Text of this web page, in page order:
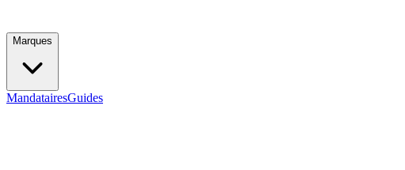
Marques
MandatairesGuides